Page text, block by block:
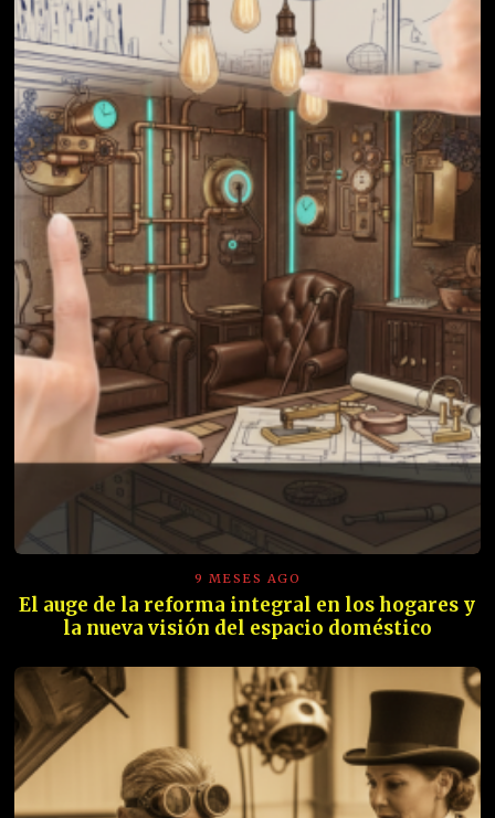
9 MESES AGO
El auge de la reforma integral en los hogares y
la nueva visión del espacio doméstico